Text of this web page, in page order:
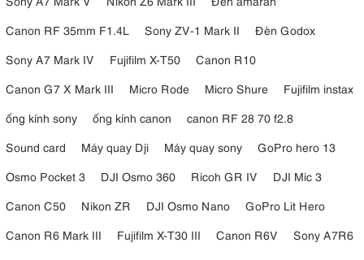
Canon RF 35mm F1.4L
Sony ZV-1 Mark II
Đèn Godox
Sony A7 Mark IV
Fujifilm X-T50
Canon R10
Canon G7 X Mark III
Micro Rode Micro Shure
Fujifilm instax
ống kính sony
ống kính canon
canon RF 28 70 f2.8
Sound card
Máy quay Dji Máy quay sony
GoPro hero 13
Osmo Pocket 3
DJI Osmo 360 Ricoh GR IV
DJI Mic 3
Canon C50
Nikon ZR DJI Osmo Nano
GoPro Lit Hero
Canon R6 Mark III
Fujifilm X-T30 III Canon R6V
Sony A7R6